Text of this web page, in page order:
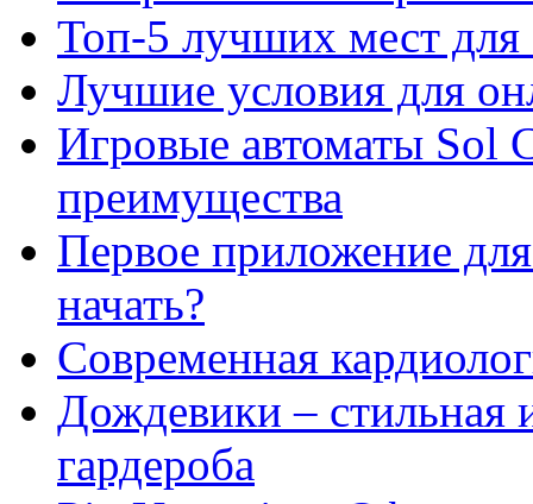
Топ-5 лучших мест для
Лучшие условия для
Игровые автоматы Sol
преимущества
Первое приложение
начать?
Современная
Дождевики – стильная
гардероба